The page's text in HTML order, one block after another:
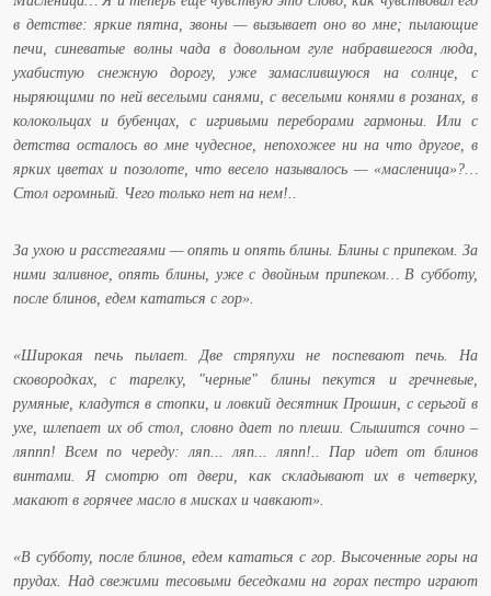
в детстве: яркие пятна, звоны — вызывает оно во мне; пылающие
печи, синеватые волны чада в довольном гуле набравшегося люда,
ухабистую снежную дорогу, уже замаслившуюся на солнце, с
ныряющими по ней веселыми санями, с веселыми конями в розанах, в
колокольцах и бубенцах, с игривыми переборами гармоньи. Или с
детства осталось во мне чудесное, непохожее ни на что другое, в
ярких цветах и позолоте, что весело называлось — «масленица»?…
Стол огромный. Чего только нет на нем!..
За ухою и расстегаями — опять и опять блины. Блины с припеком. За
ними заливное, опять блины, уже с двойным припеком… В субботу,
после блинов, едем кататься с гор».
«Широкая печь пылает. Две стряпухи не поспевают печь. На
сковородках, с тарелку, "черные" блины пекутся и гречневые,
румяные, кладутся в стопки, и ловкий десятник Прошин, с серьгой в
ухе, шлепает их об стол, словно дает по плеши. Слышится сочно –
ляппп! Всем по череду: ляп... ляп... ляпп!.. Пар идет от блинов
винтами. Я смотрю от двери, как складывают их в четверку,
макают в горячее масло в мисках и чавкают».
«В субботу, после блинов, едем кататься с гор. Высоченные горы на
прудах. Над свежими тесовыми беседками на горах пестро играют